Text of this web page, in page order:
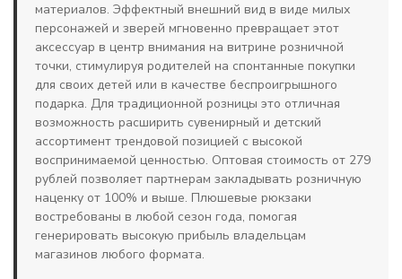
материалов. Эффектный внешний вид в виде милых
персонажей и зверей мгновенно превращает этот
аксессуар в центр внимания на витрине розничной
точки, стимулируя родителей на спонтанные покупки
для своих детей или в качестве беспроигрышного
подарка. Для традиционной розницы это отличная
возможность расширить сувенирный и детский
ассортимент трендовой позицией с высокой
воспринимаемой ценностью. Оптовая стоимость от 279
рублей позволяет партнерам закладывать розничную
наценку от 100% и выше. Плюшевые рюкзаки
востребованы в любой сезон года, помогая
генерировать высокую прибыль владельцам
магазинов любого формата.